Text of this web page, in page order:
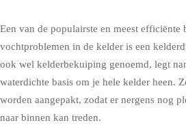
Een van de populairste en meest efficiënte
vochtproblemen in de kelder is een
ook wel kelderbekuiping genoemd, legt
waterdichte basis om je hele kelder heen.
worden aangepakt, zodat er nergens nog
naar binnen kan treden.